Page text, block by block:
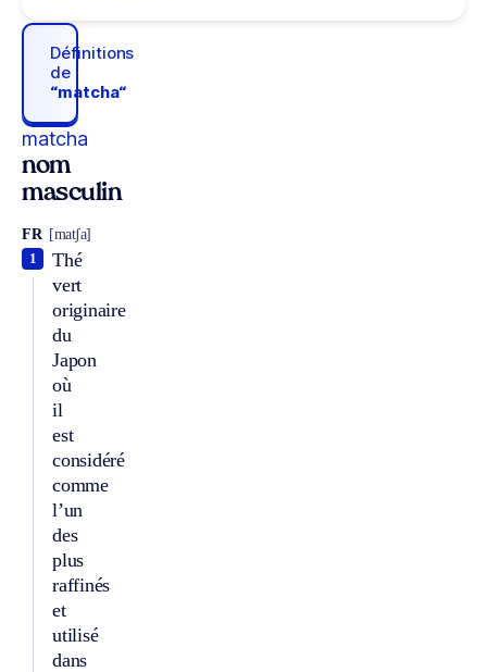
Définitions
de
“matcha“
matcha
nom
masculin
FR [matʃa]
Thé
vert
originaire
du
Japon
où
il
est
considéré
comme
l’un
des
plus
raffinés
et
utilisé
dans
1